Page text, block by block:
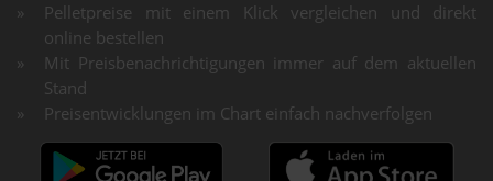
Pelletpreise mit einem Klick vergleichen und direkt
online bestellen
Mit Preisbenachrichtigungen immer auf dem aktuellen
Stand
Preisentwicklungen im Chart einfach nachverfolgen